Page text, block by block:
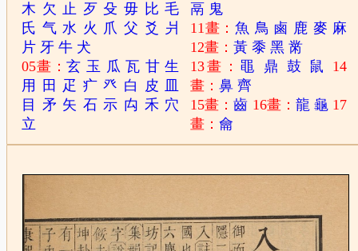
木 欠 止 歹 殳 毋 比 毛
氏 气 水 火 爪 父 爻 爿
片 牙 牛 犬
05畫：玄 玉 瓜 瓦 甘 生
用
田 疋 疒 癶 白 皮
目
矛 矢 石 示 禸 禾 穴
立
鬲 鬼
11畫：魚 鳥 鹵 鹿 麥 麻
12畫：黃 黍 黑 黹
13畫： 黽 鼎 鼓 鼠
14
畫：鼻 齊
15畫：齒 16畫： 龍 龜 17
畫：龠